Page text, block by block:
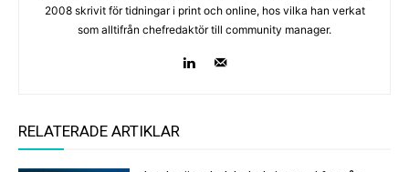
2008 skrivit för tidningar i print och online, hos vilka han verkat
som alltifrån chefredaktör till community manager.
RELATERADE ARTIKLAR